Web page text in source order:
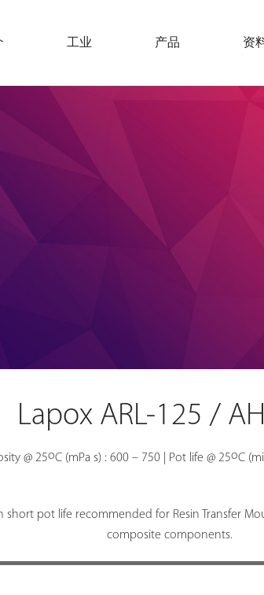
工业 产品 资
Lapox ARL-125 /
@ 25oC (mPa s) : 600 – 750 | Pot life @ 25oC
pot life recommended for Resin Transfer
composite components.